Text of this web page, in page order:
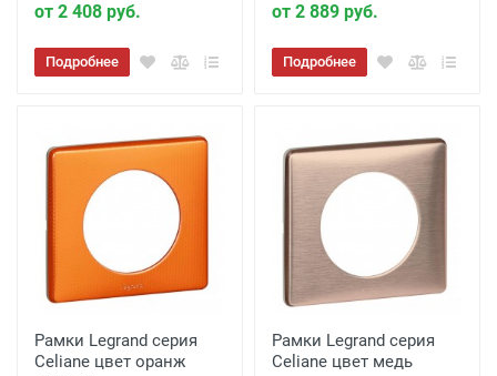
от 2 408 руб.
Подробнее
от 2 889 руб.
Подробнее
Рамки Legrand серия
Celiane цвет оранж
Рамки Legrand серия
Celiane цвет медь